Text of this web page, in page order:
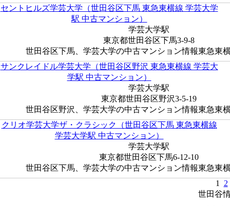
セントヒルズ学芸大学（世田谷区下馬 東急東横線 学芸大学
駅 中古マンション）
学芸大学駅
東京都世田谷区下馬3-9-8
世田谷区下馬、学芸大学の中古マンション情報東急東
サンクレイドル学芸大学（世田谷区野沢 東急東横線 学芸大
学駅 中古マンション）
学芸大学駅
東京都世田谷区野沢3-5-19
世田谷区野沢、学芸大学の中古マンション情報東急東
クリオ学芸大学ザ・クラシック（世田谷区下馬 東急東横線
学芸大学駅 中古マンション）
学芸大学駅
東京都世田谷区下馬6-12-10
世田谷区下馬、学芸大学の中古マンション情報東急東
1
2
世田谷